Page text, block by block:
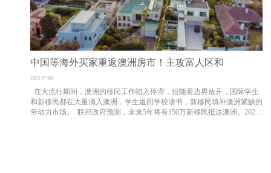
中国等海外买家重返澳洲房市！主攻富人区和
2023-07-01
在大流行期间，澳洲的移民工作陷入停滞，但随着边界放开，国际学生
和新移民都在大量涌入澳洲，学生返回学校读书，新移民填补澳洲紧缺的
劳动力市场。 联邦政府预测，未来5年将有150万新移民抵达澳洲。2022